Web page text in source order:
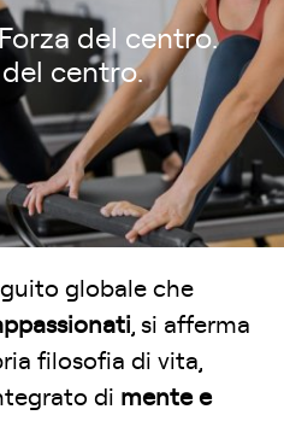
del centro.
centro.
globale che
, si afferma
filosofia di vita,
di mente e